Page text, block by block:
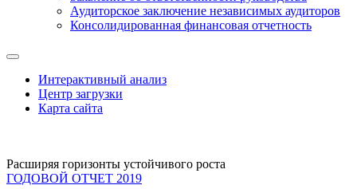
Аудиторское заключение независимых аудиторов
Консолидированная финансовая отчетность
Интерактивный анализ
Центр загрузки
Карта сайта
Расширяя горизонты устойчивого роста
ГОДОВОЙ ОТЧЕТ 2019